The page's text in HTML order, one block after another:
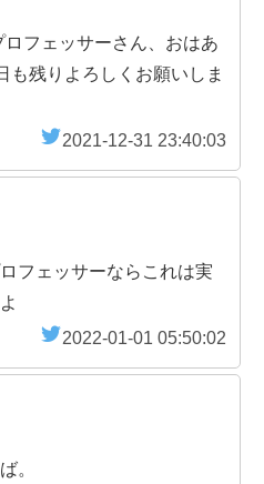
フェッサーさん、おはあ
も残りよろしくお願いしま
2021-12-31 23:40:03
フェッサーならこれは実
2022-01-01 05:50:02
。